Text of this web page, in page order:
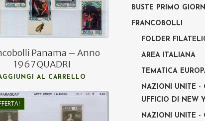
Panama – Anno
1967 QUADRI
AL CARRELLO
BUSTE PRIMO
FRANCOBOLLI
FOLDER
AREA ITALIANA
TEMATICA
NAZIONI UNITE -
UFFICIO DI NEW
NAZIONI UNITE -